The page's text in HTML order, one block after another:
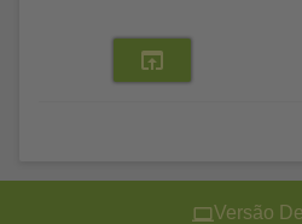
Versão